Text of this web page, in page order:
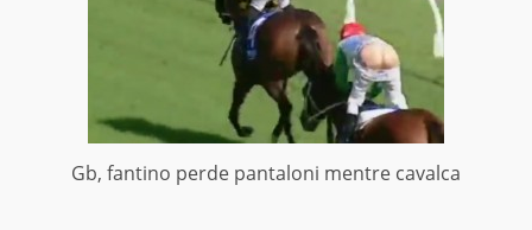
Gb, fantino perde pantaloni mentre cavalca